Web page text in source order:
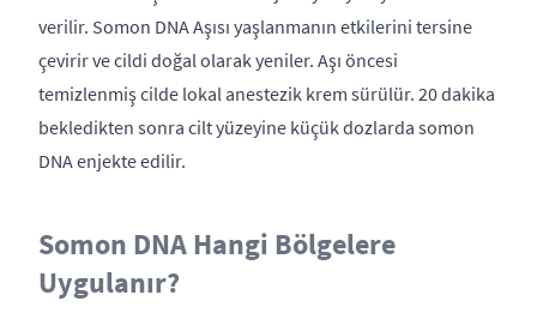
verilir. Somon DNA Aşısı yaşlanmanın etkilerini tersine
çevirir ve cildi doğal olarak yeniler. Aşı öncesi
temizlenmiş cilde lokal anestezik krem ​​sürülür. 20 dakika
bekledikten sonra cilt yüzeyine küçük dozlarda somon
DNA enjekte edilir.
Somon DNA Hangi Bölgelere
Uygulanır?